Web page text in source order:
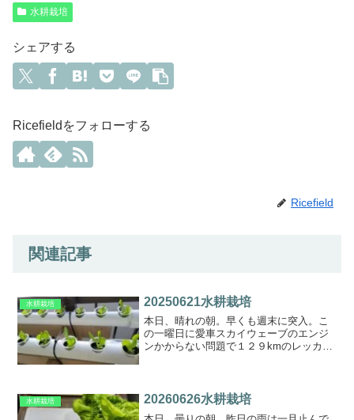
水耕栽培
シェアする
Ricefieldをフォローする
Ricefield
関連記事
水耕栽培 20250621水耕栽培
本日、晴れの朝。早くも週末に突入。こ
の一曜日に愛車スカイウェーブのエンジ
ンかからない問題で１２９kmのレッカ移
なかったが、次の日の夕...
水耕栽培 20260626水耕栽培